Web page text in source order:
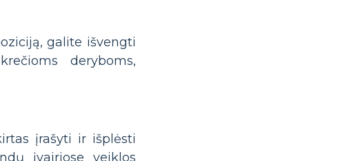
galite išvengti
deryboms,
įrašyti ir išplėsti
įvairiose veiklos